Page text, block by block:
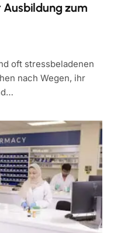
Ausbildung zum
oft stressbeladenen
nach Wegen, ihr